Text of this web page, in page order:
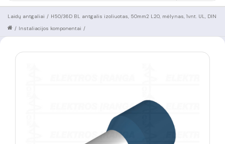
H50/36D BL antgalis izoliuotas, 50mm2 L20, mėlynas, 1vnt. UL, DIN
/
Laidų antgaliai
/
Instaliacijos komponentai
/